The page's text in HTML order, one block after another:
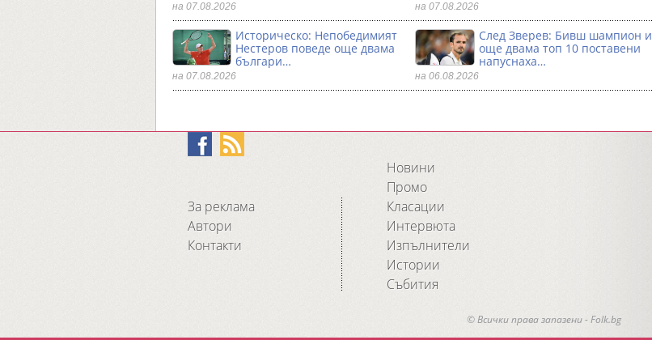
на 07.08.2026 на 07.08.2026
Историческо: Непобедимият
Нестеров поведе още двама
българи…
на 07.08.2026
След Зверев: Бивш шампион и
още двама топ 10 поставени
напуснаха…
на 06.08.2026
За реклама
Автори
Контакти
Новини
Промо
Класации
Интервюта
Изпълнители
Истории
Събития
© Всички права запазени - Folk.bg